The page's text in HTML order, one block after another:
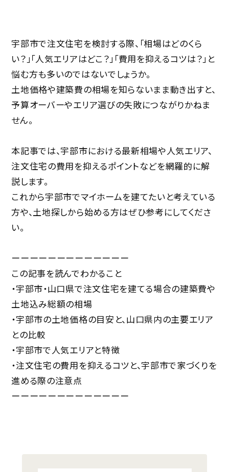
中四国セキスイハイム不動産株式会社
お問い合せフォーム 資料・ カタログ請求
宇部市で注文住宅を検討する際、「相場はどのくら
い？」「人気エリアはどこ？」「費用を抑えるコツは？」と
悩む方も多いのではないでしょうか。
土地価格や建築費の相場を知らないまま動き出すと、
予算オーバーやエリア選びの失敗につながりかねま
せん。
本記事では、宇部市における最新相場や人気エリア、
注文住宅の費用を抑えるポイントなどを網羅的に解
説します。
これから宇部市でマイホームを建てたいと考えている
方や、土地探しから始める方はぜひ参考にしてくださ
い。
ーーーーーーーーーーーーー
この記事を読んでわかること
・宇部市・山口県で注文住宅を建てる場合の建築費や
土地込み総額の相場
・宇部市の土地価格の目安と、山口県内の主要エリア
との比較
・宇部市で人気エリアと特徴
・注文住宅の費用を抑えるコツと、宇部市で家づくりを
進める際の注意点
ーーーーーーーーーーーーー